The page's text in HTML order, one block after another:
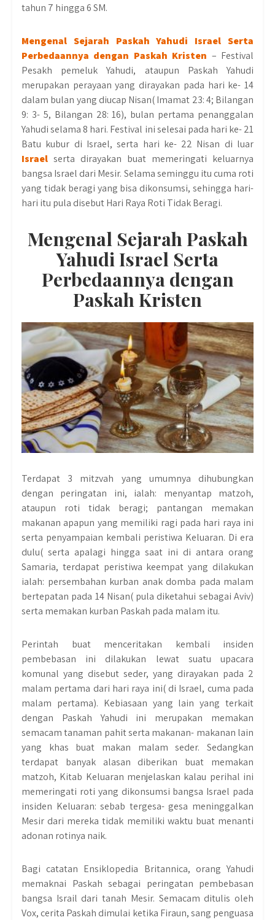
tahun 7 hingga 6 SM.
Mengenal Sejarah Paskah Yahudi Israel Serta
Perbedaannya dengan Paskah Kristen – Festival
Pesakh pemeluk Yahudi, ataupun Paskah Yahudi
merupakan perayaan yang dirayakan pada hari ke- 14
dalam bulan yang diucap Nisan( Imamat 23: 4; Bilangan
9: 3- 5, Bilangan 28: 16), bulan pertama penanggalan
Yahudi selama 8 hari. Festival ini selesai pada hari ke- 21
Batu kubur di Israel, serta hari ke- 22 Nisan di luar
Israel serta dirayakan buat memeringati keluarnya
bangsa Israel dari Mesir. Selama seminggu itu cuma roti
yang tidak beragi yang bisa dikonsumsi, sehingga hari-
hari itu pula disebut Hari Raya Roti Tidak Beragi.
Mengenal Sejarah Paskah
Yahudi Israel Serta
Perbedaannya dengan
Paskah Kristen
Terdapat 3 mitzvah yang umumnya dihubungkan
dengan peringatan ini, ialah: menyantap matzoh,
ataupun roti tidak beragi; pantangan memakan
makanan apapun yang memiliki ragi pada hari raya ini
serta penyampaian kembali peristiwa Keluaran. Di era
dulu( serta apalagi hingga saat ini di antara orang
Samaria, terdapat peristiwa keempat yang dilakukan
ialah: persembahan kurban anak domba pada malam
bertepatan pada 14 Nisan( pula diketahui sebagai Aviv)
serta memakan kurban Paskah pada malam itu.
Perintah buat menceritakan kembali insiden
pembebasan ini dilakukan lewat suatu upacara
komunal yang disebut seder, yang dirayakan pada 2
malam pertama dari hari raya ini( di Israel, cuma pada
malam pertama). Kebiasaan yang lain yang terkait
dengan Paskah Yahudi ini merupakan memakan
semacam tanaman pahit serta makanan- makanan lain
yang khas buat makan malam seder. Sedangkan
terdapat banyak alasan diberikan buat memakan
matzoh, Kitab Keluaran menjelaskan kalau perihal ini
memeringati roti yang dikonsumsi bangsa Israel pada
insiden Keluaran: sebab tergesa- gesa meninggalkan
Mesir dari mereka tidak memiliki waktu buat menanti
adonan rotinya naik.
Bagi catatan Ensiklopedia Britannica, orang Yahudi
memaknai Paskah sebagai peringatan pembebasan
bangsa Israil dari tanah Mesir. Semacam ditulis oleh
Vox, cerita Paskah dimulai ketika Firaun, sang penguasa